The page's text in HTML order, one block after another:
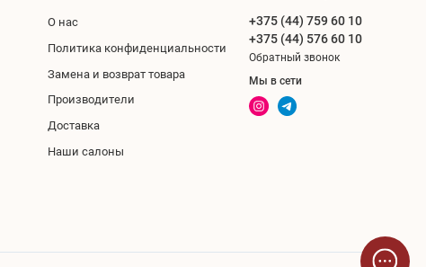
О нас
Политика конфиденциальности
Замена и возврат товара
Производители
Доставка
Наши салоны
+375 (44) 759 60 10
+375 (44) 576 60 10
Обратный звонок
Мы в сети